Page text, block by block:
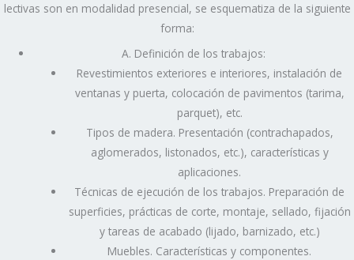
lectivas son en modalidad presencial, se esquematiza de la siguiente
forma:
A. Definición de los trabajos:
Revestimientos exteriores e interiores, instalación de
ventanas y puerta, colocación de pavimentos (tarima,
parquet), etc.
Tipos de madera. Presentación (contrachapados,
aglomerados, listonados, etc.), características y
aplicaciones.
Técnicas de ejecución de los trabajos. Preparación de
superficies, prácticas de corte, montaje, sellado, fijación
y tareas de acabado (lijado, barnizado, etc.)
Muebles. Características y componentes.